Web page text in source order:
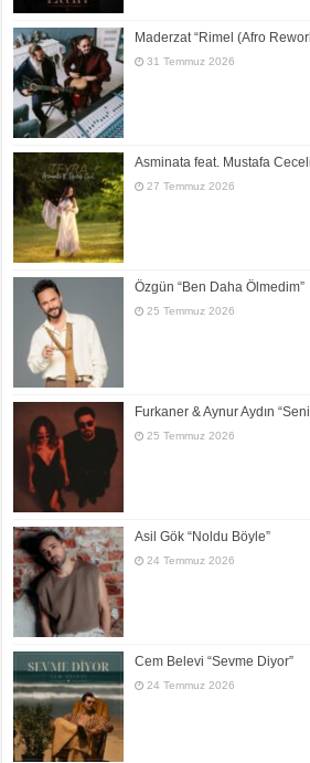
Maderzat “Rimel (Afro
31 Temmuz 2026
Asminata feat. Mustafa Ceceli
27 Temmuz 2026
Özgün “Ben Daha Ölmedim”
25 Temmuz 2026
Furkaner & Aynur Aydın
25 Temmuz 2026
Asil Gök “Noldu Böyle”
24 Temmuz 2026
Cem Belevi “Sevme Diyor”
24 Temmuz 2026